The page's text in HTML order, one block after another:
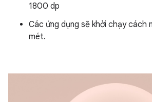
1800 dp
Các ứng dụng sẽ khởi chạy cách
mét.